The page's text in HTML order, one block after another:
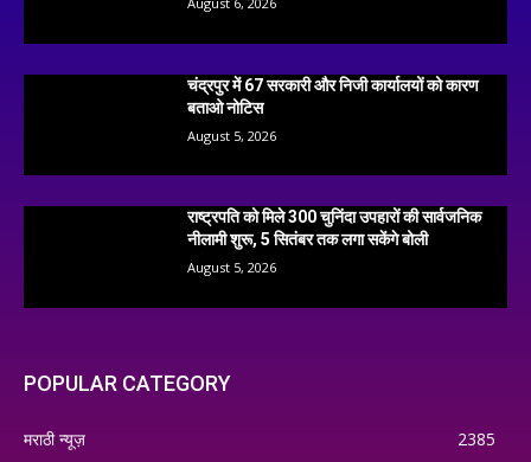
चंद्रपुर में 67 सरकारी और निजी कार्यालयों को कारण
बताओ नोटिस
August 5, 2026
राष्ट्रपति को मिले 300 चुनिंदा उपहारों की सार्वजनिक
नीलामी शुरू, 5 सितंबर तक लगा सकेंगे बोली
August 5, 2026
POPULAR CATEGORY
मराठी न्यूज़
2385